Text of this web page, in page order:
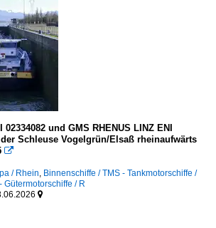
02334082 und GMS RHENUS LINZ ENI
Schleuse Vogelgrün/Elsaß rheinaufwärts

/ Rhein Binnenschiffe / TMS - Tankmotorschiffe /
Gütermotorschiffe / R
